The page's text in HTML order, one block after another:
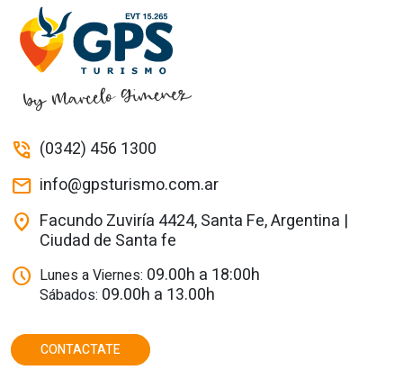
phone_in_talk (0342) 456 1300
mail info@gpsturismo.com.ar
location_on Facundo Zuviría 4424, Santa Fe, Argentina |
Ciudad de Santa fe
schedule Lunes a Viernes: 09.00h a 18:00h
Sábados: 09.00h a 13.00h
CONTACTATE